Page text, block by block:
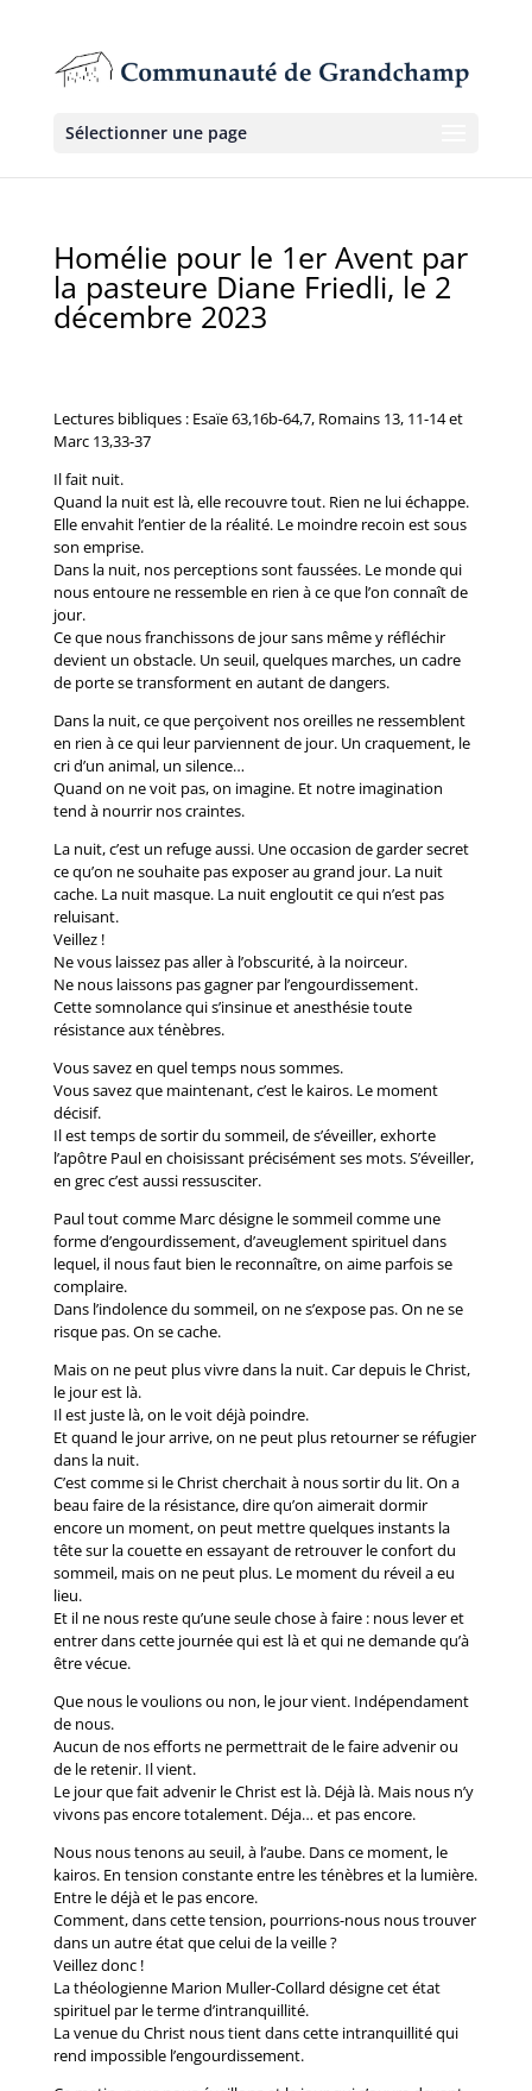
Sélectionner une page
Homélie pour le 1er Avent par
la pasteure Diane Friedli, le 2
décembre 2023
Lectures bibliques : Esaïe 63,16b-64,7, Romains 13, 11-14 et
Marc 13,33-37
Il fait nuit.
Quand la nuit est là, elle recouvre tout. Rien ne lui échappe.
Elle envahit l’entier de la réalité. Le moindre recoin est sous
son emprise.
Dans la nuit, nos perceptions sont faussées. Le monde qui
nous entoure ne ressemble en rien à ce que l’on connaît de
jour.
Ce que nous franchissons de jour sans même y réfléchir
devient un obstacle. Un seuil, quelques marches, un cadre
de porte se transforment en autant de dangers.
Dans la nuit, ce que perçoivent nos oreilles ne ressemblent
en rien à ce qui leur parviennent de jour. Un craquement, le
cri d’un animal, un silence…
Quand on ne voit pas, on imagine. Et notre imagination
tend à nourrir nos craintes.
La nuit, c’est un refuge aussi. Une occasion de garder secret
ce qu’on ne souhaite pas exposer au grand jour. La nuit
cache. La nuit masque. La nuit engloutit ce qui n’est pas
reluisant.
Veillez !
Ne vous laissez pas aller à l’obscurité, à la noirceur.
Ne nous laissons pas gagner par l’engourdissement.
Cette somnolance qui s’insinue et anesthésie toute
résistance aux ténèbres.
Vous savez en quel temps nous sommes.
Vous savez que maintenant, c’est le kairos. Le moment
décisif.
Il est temps de sortir du sommeil, de s’éveiller, exhorte
l’apôtre Paul en choisissant précisément ses mots. S’éveiller,
en grec c’est aussi ressusciter.
Paul tout comme Marc désigne le sommeil comme une
forme d’engourdissement, d’aveuglement spirituel dans
lequel, il nous faut bien le reconnaître, on aime parfois se
complaire.
Dans l’indolence du sommeil, on ne s’expose pas. On ne se
risque pas. On se cache.
Mais on ne peut plus vivre dans la nuit. Car depuis le Christ,
le jour est là.
Il est juste là, on le voit déjà poindre.
Et quand le jour arrive, on ne peut plus retourner se réfugier
dans la nuit.
C’est comme si le Christ cherchait à nous sortir du lit. On a
beau faire de la résistance, dire qu’on aimerait dormir
encore un moment, on peut mettre quelques instants la
tête sur la couette en essayant de retrouver le confort du
sommeil, mais on ne peut plus. Le moment du réveil a eu
lieu.
Et il ne nous reste qu’une seule chose à faire : nous lever et
entrer dans cette journée qui est là et qui ne demande qu’à
être vécue.
Que nous le voulions ou non, le jour vient. Indépendament
de nous.
Aucun de nos efforts ne permettrait de le faire advenir ou
de le retenir. Il vient.
Le jour que fait advenir le Christ est là. Déjà là. Mais nous n’y
vivons pas encore totalement. Déja… et pas encore.
Nous nous tenons au seuil, à l’aube. Dans ce moment, le
kairos. En tension constante entre les ténèbres et la lumière.
Entre le déjà et le pas encore.
Comment, dans cette tension, pourrions-nous nous trouver
dans un autre état que celui de la veille ?
Veillez donc !
La théologienne Marion Muller-Collard désigne cet état
spirituel par le terme d’intranquillité.
La venue du Christ nous tient dans cette intranquillité qui
rend impossible l’engourdissement.